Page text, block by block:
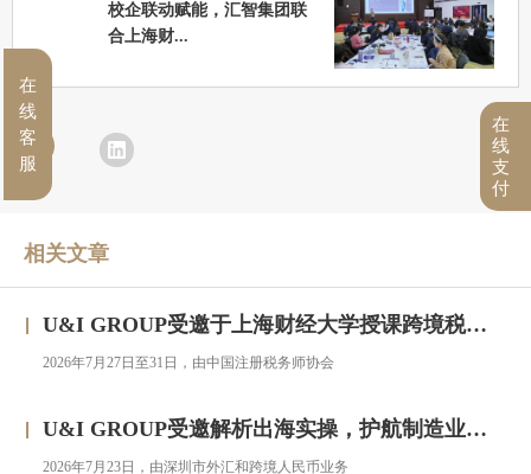
校企联动赋能，汇智集团联
合上海财...
相关文章
U&I GROUP受邀于上海财经大学授课跨境税务合规与高净值人群财务税务服务专题研修班
2026年7月27日至31日，由中国注册税务师协会
U&I GROUP受邀解析出海实操，护航制造业企业汇率风险管理
2026年7月23日，由深圳市外汇和跨境人民币业务
在
线
客
服
在
线
支
付